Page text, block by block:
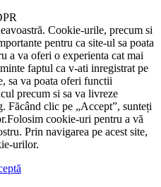
Cookie-urile, precum si
pentru ca site-ul sa poata
a va oferi o experienta cat mai
faptul ca v-ati inregistrat pe
sa va poata oferi functii
precum si sa va livreze
Făcând clic pe „Accept”, sunteți
Folosim cookie-uri pentru a vă
Prin navigarea pe acest site,
urilor.